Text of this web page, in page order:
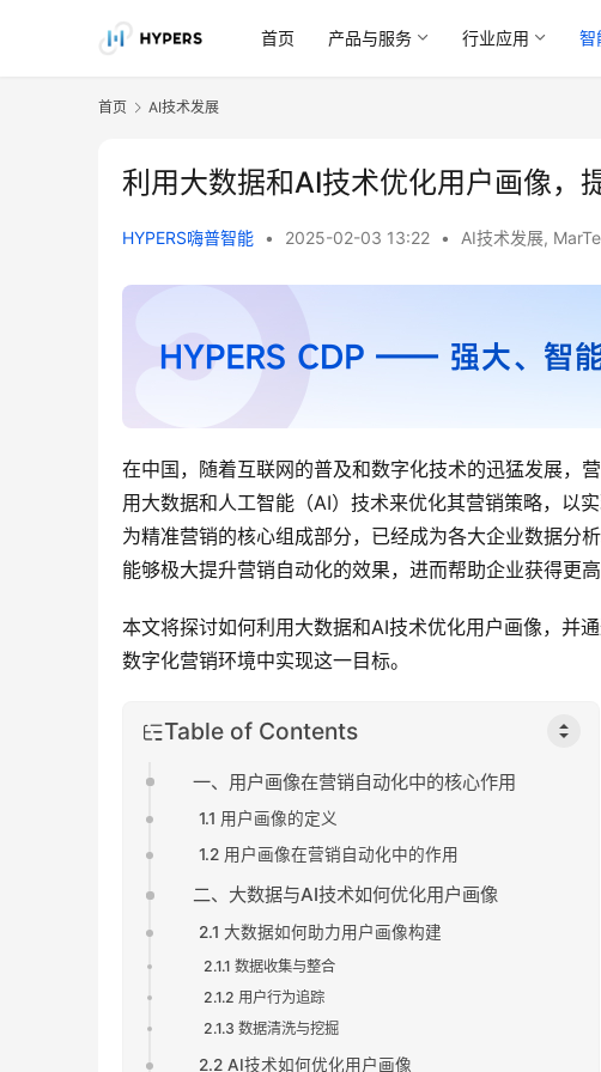
首页 产品与服务 行业应用 智
首页 AI技术发展
利用大数据和AI技术优化用户画像，
HYPERS嗨普智能 • 2025-02-03 13:22 • AI技术发展,
在中国，随着互联网的普及和数字化技术的迅猛发展，
用大数据和人工智能（AI）技术来优化其营销策略，以
为精准营销的核心组成部分，已经成为各大企业数据分
能够极大提升营销自动化的效果，进而帮助企业获得更
本文将探讨如何利用大数据和AI技术优化用户画像，并
数字化营销环境中实现这一目标。
Table of Contents
一、用户画像在营销自动化中的核心作用
1.1 用户画像的定义
1.2 用户画像在营销自动化中的作用
二、大数据与AI技术如何优化用户画像
2.1 大数据如何助力用户画像构建
2.1.1 数据收集与整合
2.1.2 用户行为追踪
2.1.3 数据清洗与挖掘
2.2 AI技术如何优化用户画像